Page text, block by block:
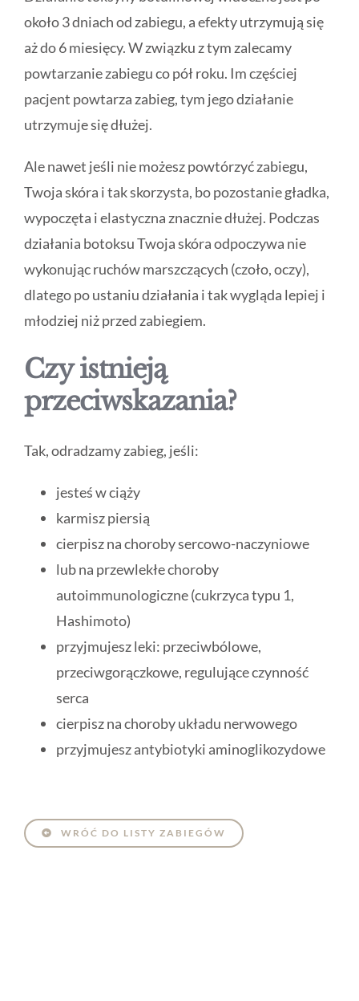
około 3 dniach od zabiegu, a efekty utrzymują się
aż do 6 miesięcy. W związku z tym zalecamy
powtarzanie zabiegu co pół roku. Im częściej
pacjent powtarza zabieg, tym jego działanie
utrzymuje się dłużej.
Ale nawet jeśli nie możesz powtórzyć zabiegu,
Twoja skóra i tak skorzysta, bo pozostanie gładka,
wypoczęta i elastyczna znacznie dłużej. Podczas
działania botoksu Twoja skóra odpoczywa nie
wykonując ruchów marszczących (czoło, oczy),
dlatego po ustaniu działania i tak wygląda lepiej i
młodziej niż przed zabiegiem.
Czy istnieją
przeciwskazania?
Tak, odradzamy zabieg, jeśli:
jesteś w ciąży
karmisz piersią
cierpisz na choroby sercowo-naczyniowe
lub na przewlekłe choroby
autoimmunologiczne (cukrzyca typu 1,
Hashimoto)
przyjmujesz leki: przeciwbólowe,
przeciwgorączkowe, regulujące czynność
serca
cierpisz na choroby układu nerwowego
przyjmujesz antybiotyki aminoglikozydowe
WRÓĆ DO LISTY ZABIEGÓW